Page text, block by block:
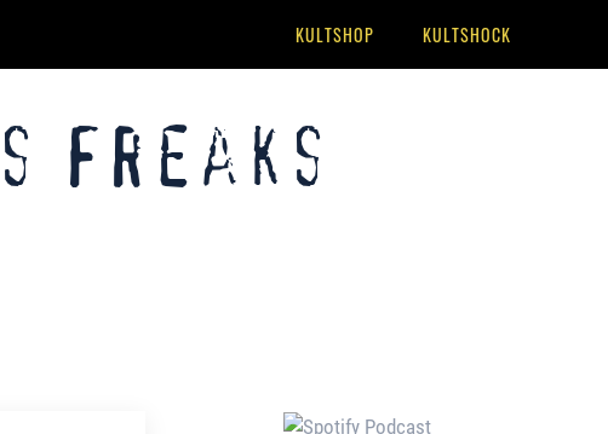
KULTSHOP KULTSHOCK
Freaks